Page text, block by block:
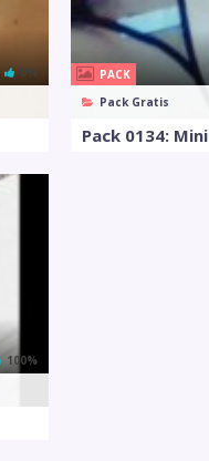
0%
PACK
Pack Gratis
Pack 0134: Mini
100%